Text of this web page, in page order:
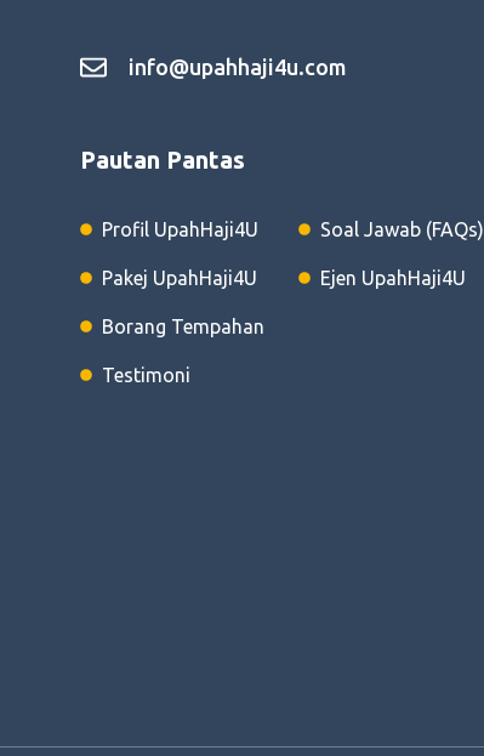
info@upahhaji4u.com
Pautan Pantas
Profil UpahHaji4U
Pakej UpahHaji4U
Borang Tempahan
Testimoni
Soal Jawab (FAQs)
Ejen UpahHaji4U